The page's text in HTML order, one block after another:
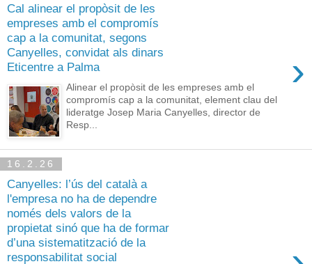
Cal alinear el propòsit de les
empreses amb el compromís
cap a la comunitat, segons
Canyelles, convidat als dinars
Eticentre a Palma
›
Alinear el propòsit de les empreses amb el
compromís cap a la comunitat, element clau del
lideratge Josep Maria Canyelles, director de
Resp...
16.2.26
Canyelles: l’ús del català a
l'empresa no ha de dependre
només dels valors de la
propietat sinó que ha de formar
d’una sistematització de la
responsabilitat social